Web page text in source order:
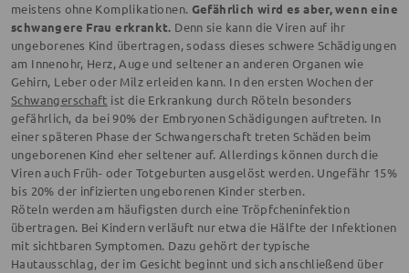
meistens ohne Komplikationen. Gefährlich wird es aber, wenn eine
schwangere Frau erkrankt. Denn sie kann die Viren auf ihr
ungeborenes Kind übertragen, sodass dieses schwere Schädigungen
am Innenohr, Herz, Auge und seltener an anderen Organen wie
Gehirn, Leber oder Milz erleiden kann. In den ersten Wochen der
Schwangerschaft ist die Erkrankung durch Röteln besonders
gefährlich, da bei 90% der Embryonen Schädigungen auftreten. In
einer späteren Phase der Schwangerschaft treten Schäden beim
ungeborenen Kind eher seltener auf. Allerdings können durch die
Viren auch Früh- oder Totgeburten ausgelöst werden. Ungefähr 15%
bis 20% der infizierten ungeborenen Kinder sterben.
Röteln werden am häufigsten durch eine Tröpfcheninfektion
übertragen. Bei Kindern verläuft nur etwa die Hälfte der Infektionen
mit sichtbaren Symptomen. Dazu gehört der typische
Hautausschlag, der im Gesicht beginnt und sich anschließend über